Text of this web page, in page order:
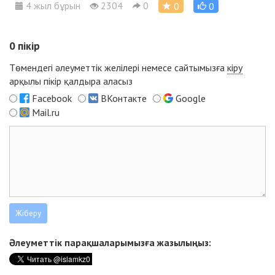
4 жыл бұрын 2304 0 0 0
0 пікір
Төмендегі әлеуметтік желілері немесе сайтымызға кіру
арқылы пікір қалдыра аласыз
Facebook
ВКонтакте
Google
Mail.ru
Әлеуметтік парақшаларымызға жазылыңыз: